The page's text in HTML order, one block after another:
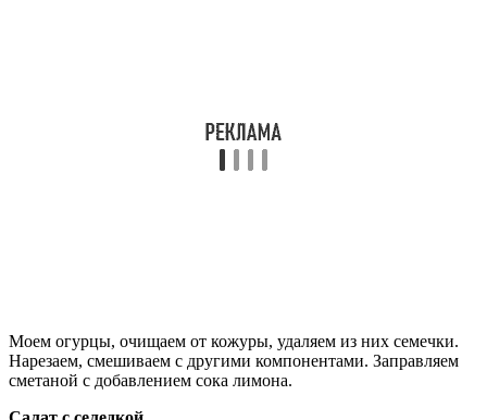
Моем огурцы, очищаем от кожуры, удаляем из них семечки.
Нарезаем, смешиваем с другими компонентами. Заправляем
сметаной с добавлением сока лимона.